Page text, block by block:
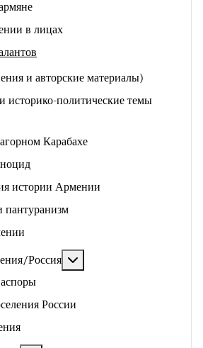
в лицах
и авторские материалы)
историко-политические темы
Карабахе
истории Армении
Россия
России